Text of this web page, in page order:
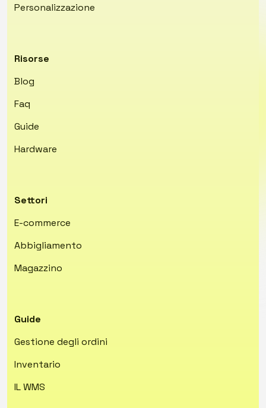
Personalizzazione
Risorse
Blog
Faq
Guide
Hardware
Settori
E-commerce
Abbigliamento
Magazzino
Guide
Gestione degli ordini
Inventario
IL WMS